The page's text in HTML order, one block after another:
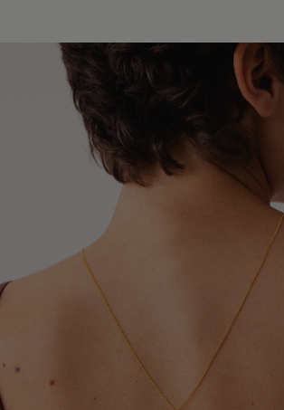
Global Express (Poczta Polska).
doręczenia wynosi od 3 do 20 dni
Szczegółowe informacje dotyczące
metod wysyłki oraz orientacyjnych
znajdziesz w tabeli.
Dokładamy wszelkich starań, aby Twoje
dotarło bezpiecznie i jak najszybciej -
tego, czy podróżuje kilka ulic dalej, czy na
W przypadku zamówień wysyłanych do
Irlandii Północnej mogą obowiązywać
celne, podatki lub opłaty importowe
lokalne organy celne. Ewentualne koszty
ponosi odbiorca przesyłki.
zakładać ją jako ostatni element stylizacji.
Chroń biżuterię przed kontaktem z
środkami czystości oraz preparatami
stosowanymi na skórę, które mogą
pozłocenia i wygląd metalu.
Zdejmuj biżuterię przed kąpielą, snem,
sportu oraz wykonywaniem prac
ograniczyć ryzyko uszkodzeń,
Aby odświeżyć biżuterię i przywrócić jej
przecieraj ją miękką ściereczką jubilerską.
pozłocenie jest naturalną powłoką
czasem może ulegać ścieraniu. Tempo
zależy między innymi od sposobu
częstotliwości noszenia oraz
skóry.